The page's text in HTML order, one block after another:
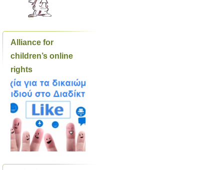
Alliance for
children’s online
rights